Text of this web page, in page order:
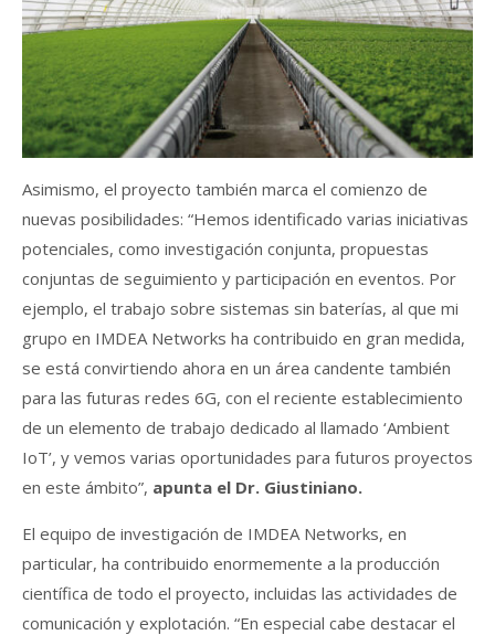
Asimismo, el proyecto también marca el comienzo de
nuevas posibilidades: “Hemos identificado varias iniciativas
potenciales, como investigación conjunta, propuestas
conjuntas de seguimiento y participación en eventos. Por
ejemplo, el trabajo sobre sistemas sin baterías, al que mi
grupo en IMDEA Networks ha contribuido en gran medida,
se está convirtiendo ahora en un área candente también
para las futuras redes 6G, con el reciente establecimiento
de un elemento de trabajo dedicado al llamado ‘Ambient
IoT’, y vemos varias oportunidades para futuros proyectos
en este ámbito”, apunta el Dr. Giustiniano.
El equipo de investigación de IMDEA Networks, en
particular, ha contribuido enormemente a la producción
científica de todo el proyecto, incluidas las actividades de
comunicación y explotación. “En especial cabe destacar el